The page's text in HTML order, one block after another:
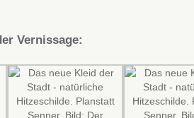
Vernissage: